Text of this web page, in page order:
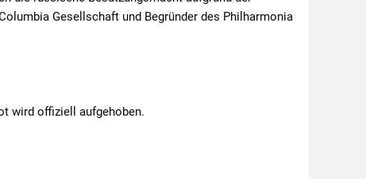
Gesellschaft und Begründer des Philharmonia
wird offiziell aufgehoben.